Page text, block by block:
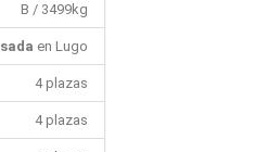
B / 3499kg
en Lugo
4 plazas
4 plazas